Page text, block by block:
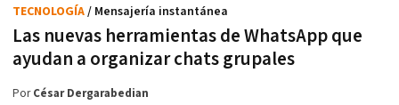
Las nuevas herramientas de WhatsApp que
ayudan a organizar chats grupales
TECNOLOGÍA/ Mensajería instantánea
PorCésar Dergarabedian